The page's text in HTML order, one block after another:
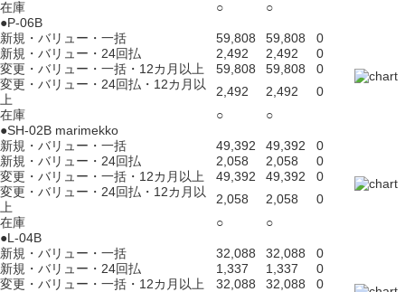
在庫
○
○
●P-06B
新規・バリュー・一括
59,808 59,808
0
新規・バリュー・24回払
2,492 2,492
0
変更・バリュー・一括・12カ月以上
59,808 59,808
0
変更・バリュー・24回払・12カ月以
上
2,492 2,492
0
在庫
○
○
●SH-02B marimekko
新規・バリュー・一括
49,392 49,392
0
新規・バリュー・24回払
2,058 2,058
0
変更・バリュー・一括・12カ月以上
49,392 49,392
0
変更・バリュー・24回払・12カ月以
上
2,058 2,058
0
在庫
○
○
●L-04B
新規・バリュー・一括
32,088 32,088
0
新規・バリュー・24回払
1,337 1,337
0
変更・バリュー・一括・12カ月以上
32,088 32,088
0